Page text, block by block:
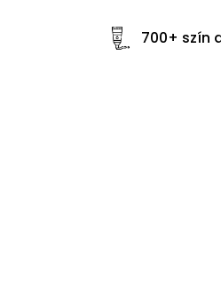
700+ szín